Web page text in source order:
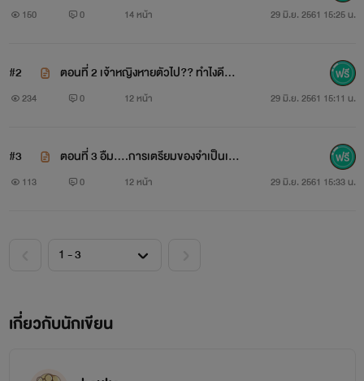
150 0 14 หน้า 29 มิ.ย. 2561 15:25 น.
#2
ตอนที่ 2 เจ้าหญิงหายตัวไป?? ทำไงดีล
ะ!!
234 0 12 หน้า 29 มิ.ย. 2561 15:11 น.
#3
ตอนที่ 3 อืม....การเตรียมของจำเป็นเพื่
อออกเดินทางเนี้ยมันอยากจัง....
113 0 12 หน้า 29 มิ.ย. 2561 15:33 น.
เกี่ยวกับนักเขียน